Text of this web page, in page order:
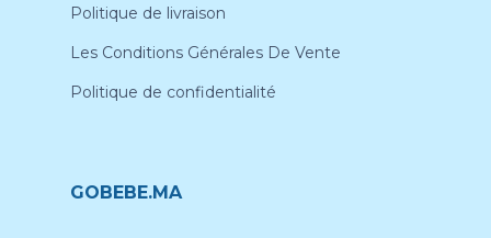
Politique de livraison
Les Conditions Générales De Vente
Politique de confidentialité
GOBEBE.MA